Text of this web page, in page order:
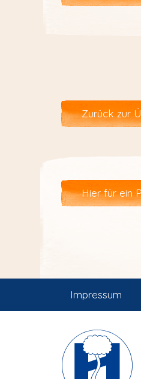
Zurück zur
Hier für ein
Impressum